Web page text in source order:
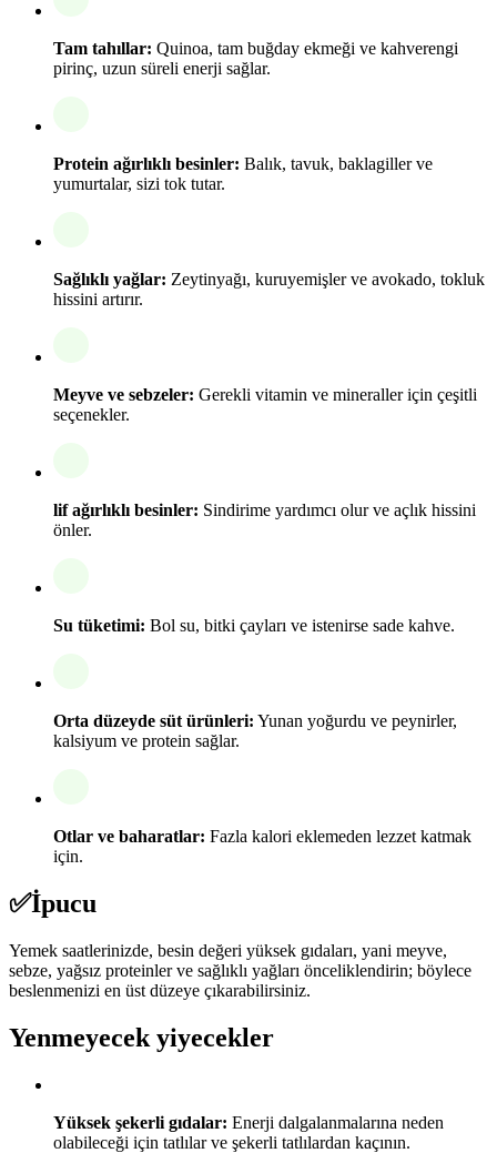
Tam tahıllar: Quinoa, tam buğday ekmeği ve kahverengi
pirinç, uzun süreli enerji sağlar.
Protein ağırlıklı besinler: Balık, tavuk, baklagiller ve
yumurtalar, sizi tok tutar.
Sağlıklı yağlar: Zeytinyağı, kuruyemişler ve avokado, tokluk
hissini artırır.
Meyve ve sebzeler: Gerekli vitamin ve mineraller için çeşitli
seçenekler.
lif ağırlıklı besinler: Sindirime yardımcı olur ve açlık hissini
önler.
Su tüketimi: Bol su, bitki çayları ve istenirse sade kahve.
Orta düzeyde süt ürünleri: Yunan yoğurdu ve peynirler,
kalsiyum ve protein sağlar.
Otlar ve baharatlar: Fazla kalori eklemeden lezzet katmak
için.
✅İpucu
Yemek saatlerinizde, besin değeri yüksek gıdaları, yani meyve,
sebze, yağsız proteinler ve sağlıklı yağları önceliklendirin; böylece
beslenmenizi en üst düzeye çıkarabilirsiniz.
Yenmeyecek yiyecekler
Yüksek şekerli gıdalar: Enerji dalgalanmalarına neden
olabileceği için tatlılar ve şekerli tatlılardan kaçının.